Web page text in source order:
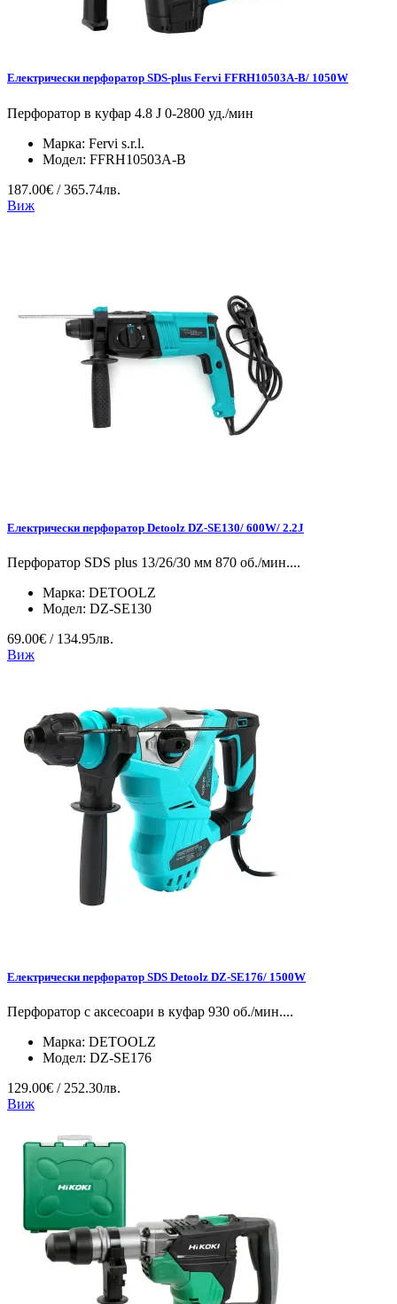
Електрически перфоратор SDS-plus Fervi FFRH10503A-B/ 1050W
Перфоратор в куфар 4.8 J 0-2800 уд./мин
Марка: Fervi s.r.l.
Модел: FFRH10503A-B
187.00€ / 365.74лв.
Виж
Електрически перфоратор Detoolz DZ-SE130/ 600W/ 2.2J
Перфоратор SDS plus 13/26/30 мм 870 об./мин....
Марка: DETOOLZ
Модел: DZ-SE130
69.00€ / 134.95лв.
Виж
Електрически перфоратор SDS Detoolz DZ-SE176/ 1500W
Перфоратор с аксесоари в куфар 930 об./мин....
Марка: DETOOLZ
Модел: DZ-SE176
129.00€ / 252.30лв.
Виж